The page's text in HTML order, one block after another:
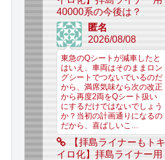
40000系の今後は？
匿名
2026/08/08
東急のQシートが減車したと
はいえ、車両はそのままロン
グシートでつないでいるのだ
から、満席気味なら次の改正
から再度2両をQシート扱い
にするだけではないでしょう
か？当初の計画通りになるの
だから、喜ばしいこ...
【拝島ライナーもトキ
イロ化】拝島ライナー用